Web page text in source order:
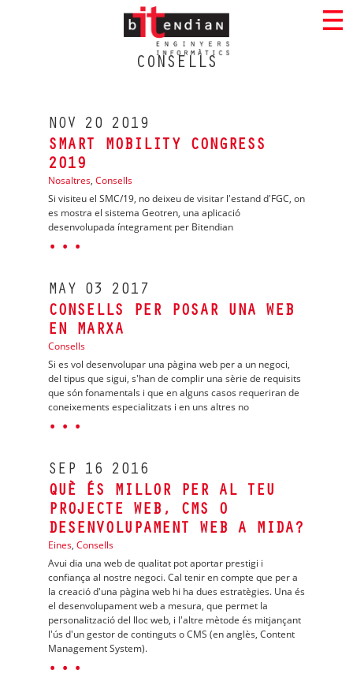
CONSELLS
NOV 20
2019
SMART MOBILITY CONGRESS
2019
Nosaltres, Consells
Si visiteu el SMC/19, no deixeu de visitar l'estand d'FGC, on
es mostra el sistema Geotren, una aplicació
desenvolupada íntegrament per Bitendian
· · ·
MAY 03
2017
CONSELLS PER POSAR UNA WEB
EN MARXA
Consells
Si es vol desenvolupar una pàgina web per a un negoci,
del tipus que sigui, s'han de complir una sèrie de requisits
que són fonamentals i que en alguns casos requeriran de
coneixements especialitzats i en uns altres no
· · ·
SEP 16
2016
QUÈ ÉS MILLOR PER AL TEU
PROJECTE WEB, CMS O
DESENVOLUPAMENT WEB A MIDA?
Eines, Consells
Avui dia una web de qualitat pot aportar prestigi i
confiança al nostre negoci. Cal tenir en compte que per a
la creació d'una pàgina web hi ha dues estratègies. Una és
el desenvolupament web a mesura, que permet la
personalització del lloc web, i l'altre mètode és mitjançant
l'ús d'un gestor de continguts o CMS (en anglès, Content
Management System).
· · ·